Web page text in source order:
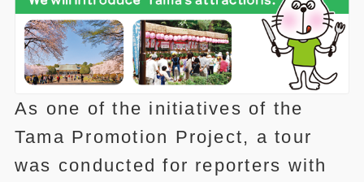
As one of the initiatives of the
Tama Promotion Project, a tour
was conducted for reporters with